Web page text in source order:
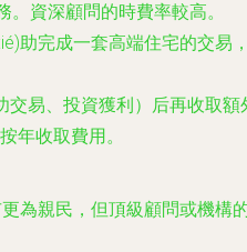
資深顧問的時費率較高。
助完成一套高端住宅的交易
易、投資獲利）后再收取額
年收取費用。
為親民，但頂級顧問或機